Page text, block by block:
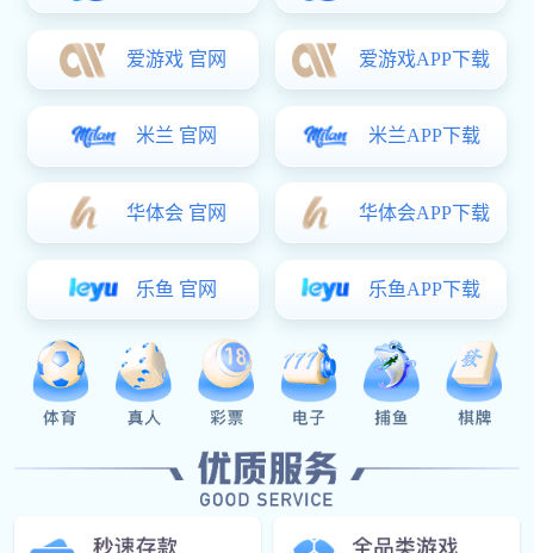
先找准位置，把底座分别固定在窗框和窗扇上，装好之
2. 防火锁具
杆。装完要测试一下，确保锁闭时严密，火灾时能有效防烟
阻火。
3. 防火限位器
用它来控制窗户开合的角度(一般建议不超过30°)，装好
后调好位置，拧紧防松螺丝，避免用久了松动。
4. 防火胶条
在窗扇四周贴上防火胶条，一定要贴平整、贴紧密，不
能留缝，否则会影响密封效果。
三、安装完的调试与检查
全部装好之后，要多开窗关窗试几次，确保五金运行平
稳、没有异响。重点检查胶条有没有贴实、有没有翘边;限
位器能不能卡稳;锁具在受力时是否牢固。这些都关系到最
终能不能通过消防验收。